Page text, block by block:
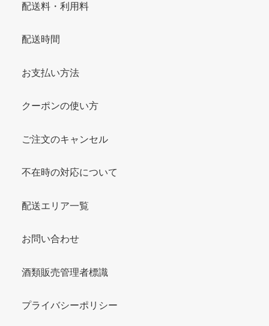
配送料・利用料
配送時間
お支払い方法
クーポンの使い方
ご注文のキャンセル
不在時の対応について
配送エリア一覧
お問い合わせ
酒類販売管理者標識
プライバシーポリシー